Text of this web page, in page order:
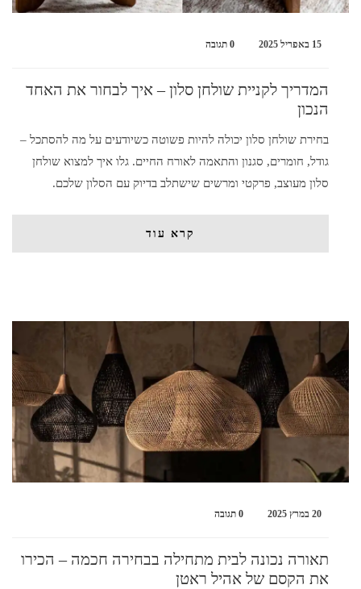
15 באפריל 2025 0 תגובה
המדריך לקניית שולחן סלון – איך לבחור את האחד
הנכון
בחירת שולחן סלון יכולה להיות פשוטה כשיודעים על מה להסתכל –
גודל, חומרים, סגנון והתאמה לאורח החיים. גלו איך למצוא שולחן
סלון מעוצב, פרקטי ומרשים שישתלב בדיוק עם הסלון שלכם.
קרא עוד
20 במרץ 2025 0 תגובה
תאורה נכונה לבית מתחילה בבחירה חכמה – הכירו
את הקסם של אהיל ראטן